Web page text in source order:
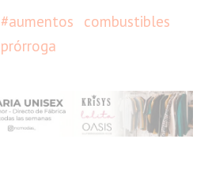
#aumentos
combustibles
prórroga